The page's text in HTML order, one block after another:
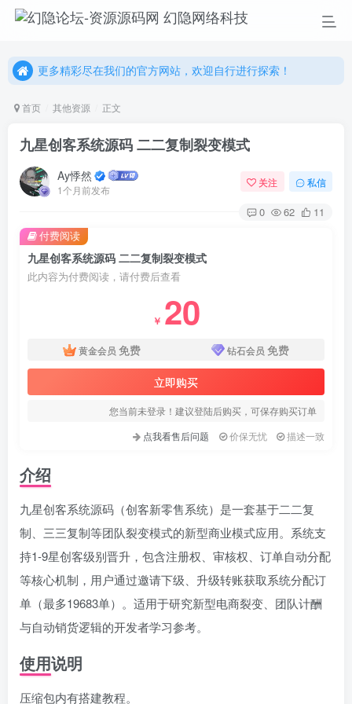
更多精彩尽在我们的官方网站，欢迎自行进行探索！
更多精彩尽在我们的官方网站，欢迎自行进行探索！
首页 其他资源 正文
九星创客系统源码 二二复制裂变模式
Ay悸然
1个月前发布
关注 私信
0 62 11
九星创客系统源码 二二复制裂变模式
此内容为付费阅读，请付费后查看
￥ 20
黄金会员 免费 钻石会员 免费
立即购买
您当前未登录！建议登陆后购买，可保存购买订单
点我看售后问题
价保无忧 描述一致
付费阅读
介绍
九星创客系统源码（创客新零售系统）是一套基于二二复
制、三三复制等团队裂变模式的新型商业模式应用。系统支
持1-9星创客级别晋升，包含注册权、审核权、订单自动分配
等核心机制，用户通过邀请下级、升级转账获取系统分配订
单（最多19683单）。适用于研究新型电商裂变、团队计酬
与自动销货逻辑的开发者学习参考。
使用说明
压缩包内有搭建教程。